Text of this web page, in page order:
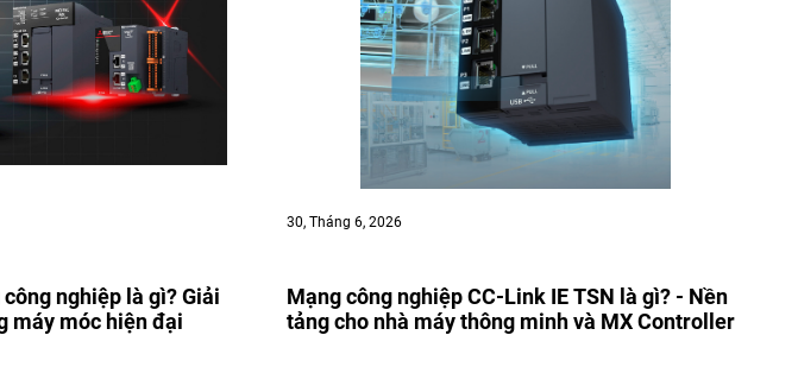
nghiệp là gì? Giải
máy móc hiện đại
30, Tháng 6, 2026
Mạng công nghiệp CC-Link IE TSN là gì? - Nền
tảng cho nhà máy thông minh và MX Controller